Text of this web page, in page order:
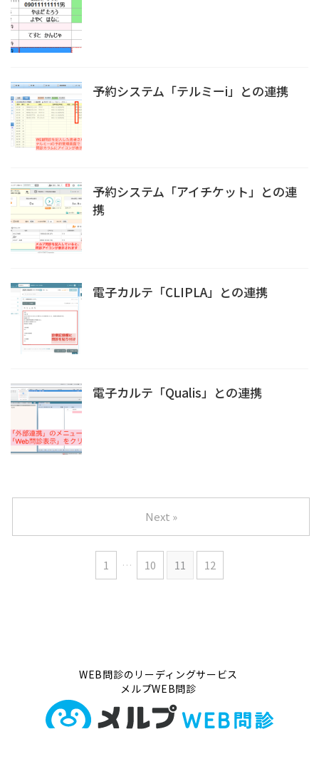
予約システム「テルミーi」との連携
予約システム「アイチケット」との連
携
電子カルテ「CLIPLA」との連携
電子カルテ「Qualis」との連携
1 … 10 11 12
Next »
WEB問診のリーディングサービス
メルプWEB問診